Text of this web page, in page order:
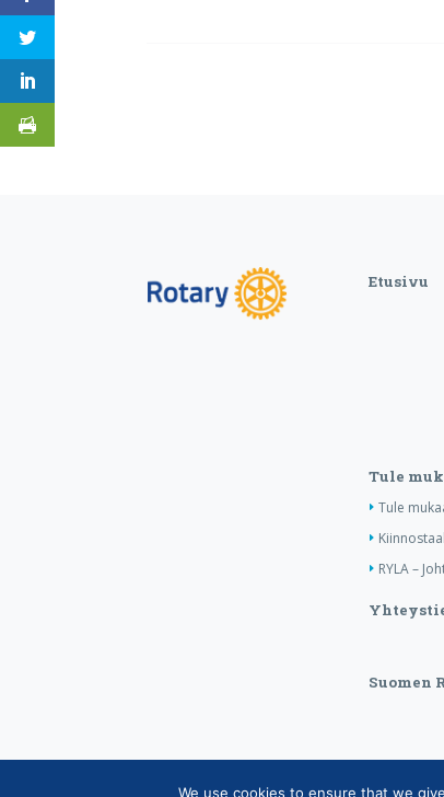
Etusivu
Tule
Tule
RYLA –
Suomen
We use cookies to ensure that we